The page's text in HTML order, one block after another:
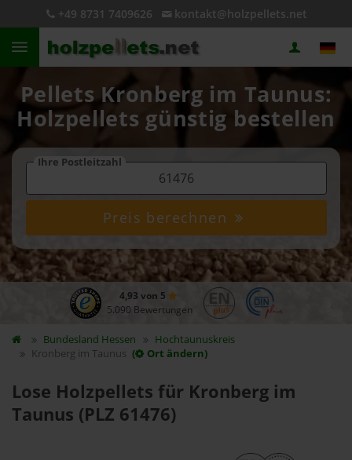
+49 8731 7409626 kontakt@holzpellets.net
Pellets Kronberg im Taunus:
Holzpellets günstig bestellen
Ihre Postleitzahl
Preis berechnen
4,93 von 5
5.090 Bewertungen
Bundesland Hessen
Hochtaunuskreis
Kronberg im Taunus ( Ort ändern)
Lose Holzpellets für Kronberg im
Taunus (PLZ 61476)